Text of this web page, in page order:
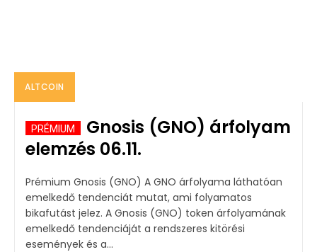
ALTCOIN
Gnosis (GNO) árfolyam
elemzés 06.11.
Prémium Gnosis (GNO) A GNO árfolyama láthatóan
emelkedő tendenciát mutat, ami folyamatos
bikafutást jelez. A Gnosis (GNO) token árfolyamának
emelkedő tendenciáját a rendszeres kitörési
események és a...